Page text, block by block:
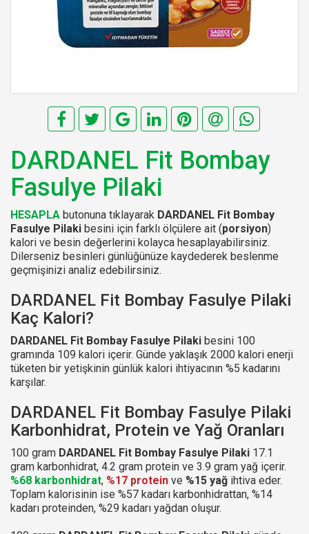
DARDANEL Fit Bombay
Fasulye Pilaki
HESAPLA butonuna tıklayarak DARDANEL Fit Bombay
Fasulye Pilaki besini için farklı ölçülere ait (porsiyon)
kalori ve besin değerlerini kolayca hesaplayabilirsiniz.
Dilerseniz besinleri günlüğünüze kaydederek beslenme
geçmişinizi analiz edebilirsiniz.
DARDANEL Fit Bombay Fasulye Pilaki
Kaç Kalori?
DARDANEL Fit Bombay Fasulye Pilaki besini 100
gramında 109 kalori içerir. Günde yaklaşık 2000 kalori enerji
tüketen bir yetişkinin günlük kalori ihtiyacının %5 kadarını
karşılar.
DARDANEL Fit Bombay Fasulye Pilaki
Karbonhidrat, Protein ve Yağ Oranları
100 gram DARDANEL Fit Bombay Fasulye Pilaki 17.1
gram karbonhidrat, 4.2 gram protein ve 3.9 gram yağ içerir.
%68 karbonhidrat, %17 protein ve %15 yağ ihtiva eder.
Toplam kalorisinin ise %57 kadarı karbonhidrattan, %14
kadarı proteinden, %29 kadarı yağdan oluşur.